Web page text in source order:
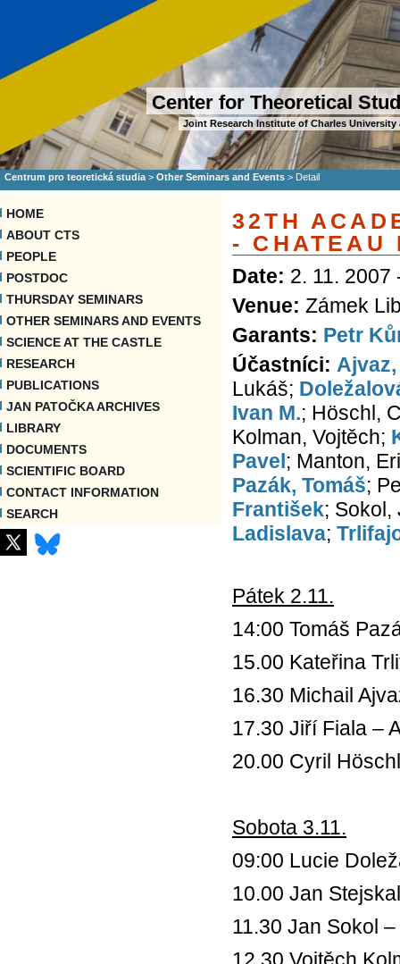
Center for Theoretical
Joint Research Institute of Charles
Centrum pro teoretická studia > Other Seminars and Events > Detail
HOME
ABOUT CTS
PEOPLE
POSTDOC
THURSDAY SEMINARS
OTHER SEMINARS AND EVENTS
SCIENCE AT THE CASTLE
RESEARCH
PUBLICATIONS
JAN PATOČKA ARCHIVES
LIBRARY
DOCUMENTS
SCIENTIFIC BOARD
CONTACT INFORMATION
SEARCH
32TH
- CHATEAU
Date: 2. 11. 2007
Venue: Zámek
Garants: Petr
Účastníci:
Lukáš;
Ivan M.; Höschl,
Kolman, Vojtěch;
Pavel; Manton,
Pazák, Tomáš;
František;
Ladislava;
Pátek 2.11.
14:00 Tomáš
15.00 Kateřina
16.30 Michail
17.30 Jiří Fiala –
20.00 Cyril
Sobota 3.11.
09:00 Lucie
10.00 Jan
11.30 Jan Sokol
12.30 Vojtěch